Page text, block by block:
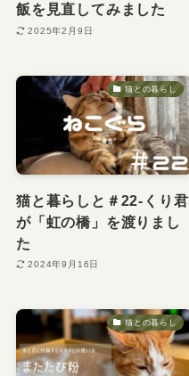
飯を見直してみました
2025年2月9日
猫との暮らし
猫と暮らしと＃22-くり君
が「虹の橋」を渡りまし
た
2024年9月16日
猫との暮らし